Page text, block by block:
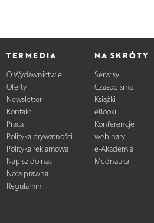
TERMEDIA
O Wydawnictwie
Oferty
Newsletter
Kontakt
Praca
Polityka prywatności
Polityka reklamowa
Napisz do nas
Nota prawna
Regulamin
NA SKRÓTY
Serwisy
Czasopisma
Książki
eBooki
Konferencje i
webinary
e-Akademia
Mednauka